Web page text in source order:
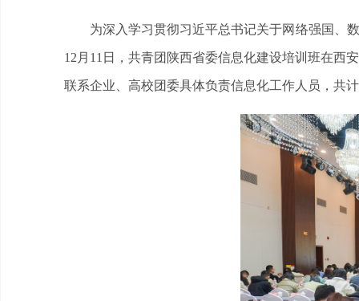
为深入学习贯彻习近平总书记关于网络强国、
12月11日，共青团陕西省委信息化建设培训班在西
联系企业、高校团委具体负责信息化工作人员，共